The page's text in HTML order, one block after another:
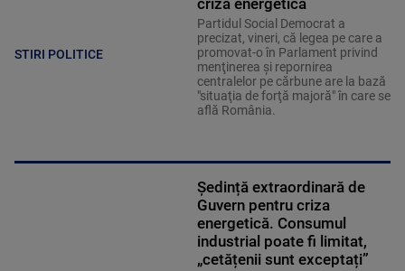
STIRI POLITICE
criză energetică
Partidul Social Democrat a
precizat, vineri, că legea pe care a
promovat-o în Parlament privind
menţinerea şi repornirea
centralelor pe cărbune are la bază
"situaţia de forţă majoră" în care se
află România.
Ședință extraordinară de
Guvern pentru criza
energetică. Consumul
industrial poate fi limitat,
„cetățenii sunt exceptați”